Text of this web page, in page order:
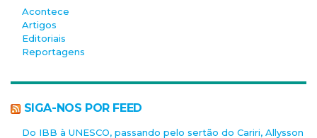
Acontece
Artigos
Editoriais
Reportagens
SIGA-NOS POR FEED
Do IBB à UNESCO, passando pelo sertão do Cariri, Allysson